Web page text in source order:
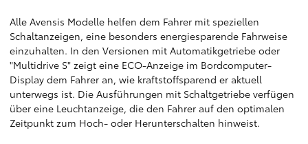
Alle Avensis Modelle helfen dem Fahrer mit speziellen
Schaltanzeigen, eine besonders energiesparende Fahrweise
einzuhalten. In den Versionen mit Automatikgetriebe oder
"Multidrive S" zeigt eine ECO-Anzeige im Bordcomputer-
Display dem Fahrer an, wie kraftstoffsparend er aktuell
unterwegs ist. Die Ausführungen mit Schaltgetriebe verfügen
über eine Leuchtanzeige, die den Fahrer auf den optimalen
Zeitpunkt zum Hoch- oder Herunterschalten hinweist.